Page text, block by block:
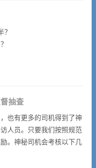
大家！
抽查
也有更多的司机得到了神
人员。只要我们按照规范
。神秘司机会考核以下几
务必做到，否则你们被扣